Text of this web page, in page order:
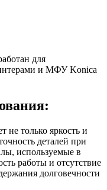
для
и МФУ Konica
не только яркость и
деталей при
используемые в
работы и отсутствие
долговечности